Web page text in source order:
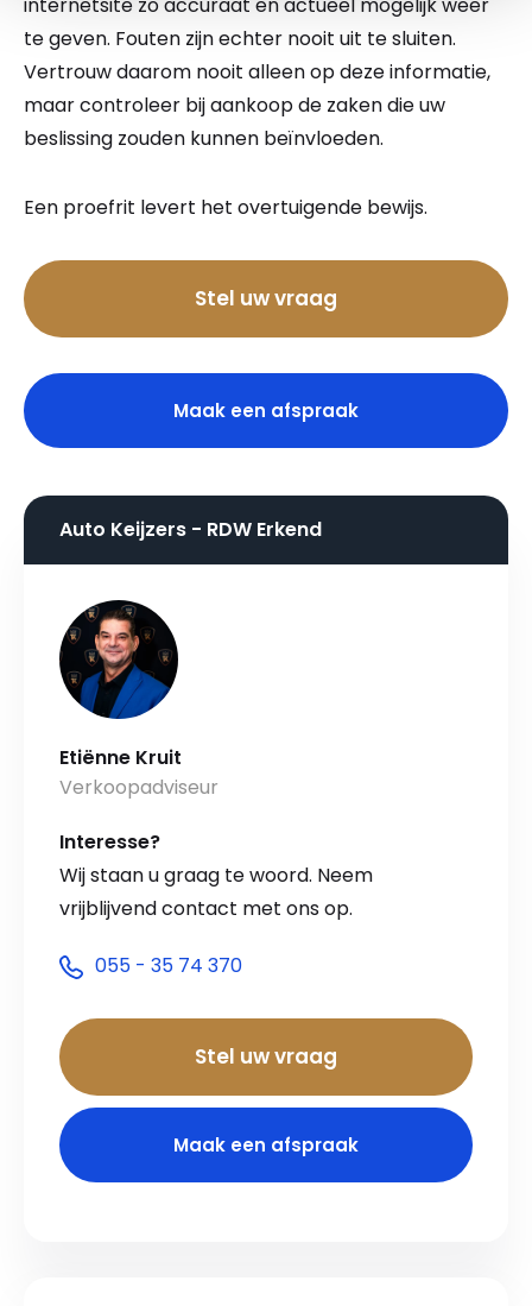
te geven. Fouten zijn echter nooit uit te sluiten.
Vertrouw daarom nooit alleen op deze informatie,
maar controleer bij aankoop de zaken die uw
beslissing zouden kunnen beïnvloeden.
Een proefrit levert het overtuigende bewijs.
Stel uw vraag
Maak een afspraak
Auto Keijzers - RDW Erkend
Etiënne Kruit
Verkoopadviseur
Interesse?
Wij staan u graag te woord. Neem
vrijblijvend contact met ons op.
055 - 35 74 370
Stel uw vraag
Maak een afspraak